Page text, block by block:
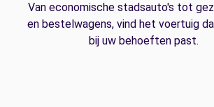
Van economische stadsauto's tot
en bestelwagens, vind het voertuig
bij uw behoeften past.